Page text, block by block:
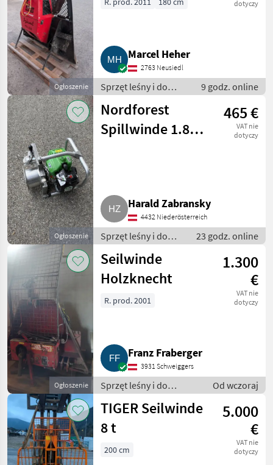
KATEGORIĘ
Sonstige
24
Holzknecht
5
Fransgard
3
Tiger
3
KMB
2
Krpan
2
Pokaż
wszystkie
9
MARKETPLACE
Marketplace
Oferty
dealerów
Ogłoszenia
Ogłoszenie
dotyczy
Marcel Heher
2763 Neusiedl
Sprzęt leśny i do
obróbki drewna /
Wciągarki linowe
9 godz. online
Ogłoszenie
Nordforest
Spillwinde 1.800
465 €
VAT nie
dotyczy
Harald Zabransky
4432 Niederösterreich
Sprzęt leśny i do
obróbki drewna /
Wciągarki linowe
23 godz. online
Ogłoszenie
Seilwinde
Holzknecht
1.300
€
VAT nie
dotyczy
R. prod. 2001
Franz Fraberger
3931 Schweiggers
Sprzęt leśny i do
obróbki drewna /
Wciągarki linowe
Od wczoraj
TIGER Seilwinde
8 t
5.000
€
VAT nie
dotyczy
200 cm